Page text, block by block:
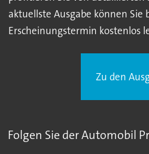
aktuellste Ausgabe können Sie
Erscheinungstermin kostenlos
Zu den
Folgen Sie der Automobil